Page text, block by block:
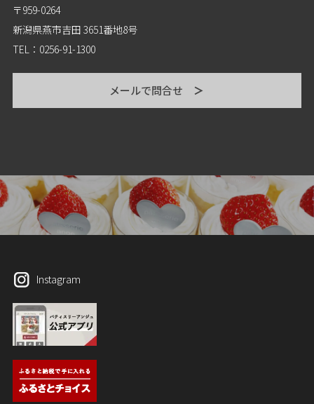
〒959-0264
新潟県燕市吉田 3651番地8号
TEL：0256-91-1300
メールで問合せ ＞
Instagram